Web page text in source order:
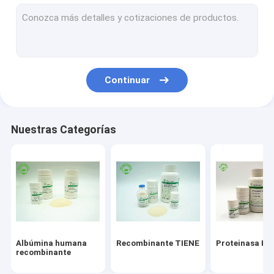
VEGF recombinante
Continuar
Nuestras Categorías
Albúmina humana
recombinante
Recombinante TIENE Proteinasa K